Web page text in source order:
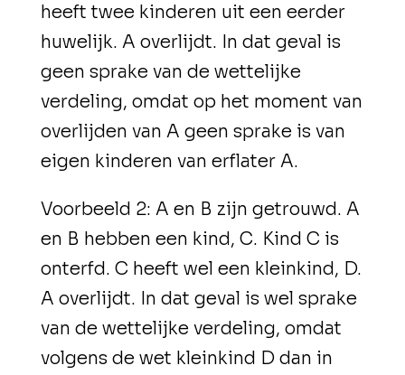
heeft twee kinderen uit een eerder
huwelijk. A overlijdt. In dat geval is
geen sprake van de wettelijke
verdeling, omdat op het moment van
overlijden van A geen sprake is van
eigen kinderen van erflater A.
Voorbeeld 2: A en B zijn getrouwd. A
en B hebben een kind, C. Kind C is
onterfd. C heeft wel een kleinkind, D.
A overlijdt. In dat geval is wel sprake
van de wettelijke verdeling, omdat
volgens de wet kleinkind D dan in